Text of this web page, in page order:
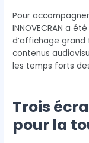
Pour
INNOVECRAN a
d’affichage
contenus
les temps forts
Trois
pour la